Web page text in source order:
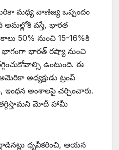
మధ్య వాణిజ్య ఒప్పందం
అమల్లోకి వస్తే, భారత
50% నుంచి 15-16%కి
భాగంగా భారత్‌ రష్యా నుంచి
ఉంటుంది. ఈ
అధ్యక్షుడు ట్రంప్‌
అంశాలపై చర్చించారు.
తగ్గిస్తామని మోదీ హామీ
ధృవీకరించి, ఆయన